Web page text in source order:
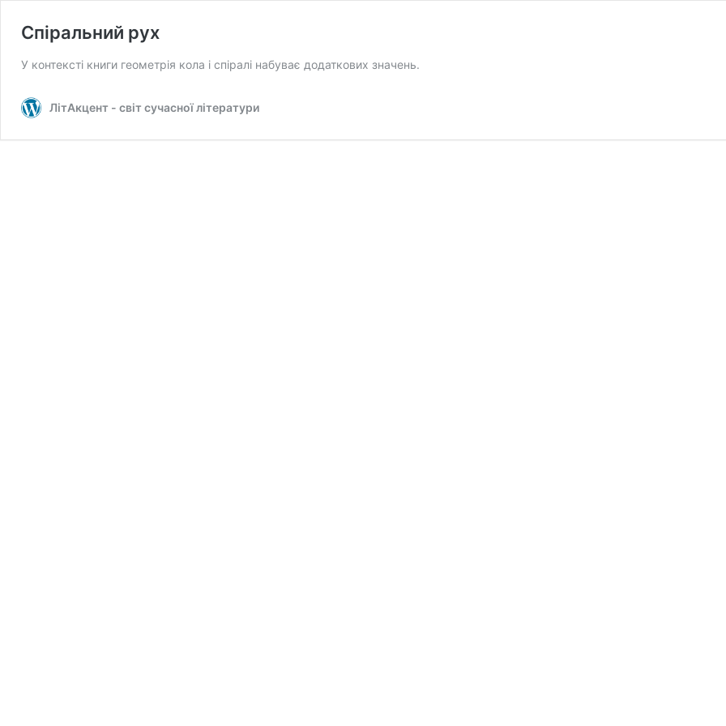
Спіральний рух
У контексті книги геометрія кола і спіралі набуває додаткових значень.
ЛітАкцент - світ сучасної літератури